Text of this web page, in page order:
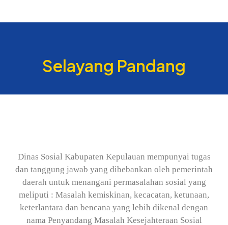
Selayang Pandang
Dinas Sosial Kabupaten Kepulauan mempunyai tugas
dan tanggung jawab yang dibebankan oleh pemerintah
daerah untuk menangani permasalahan sosial yang
meliputi : Masalah kemiskinan, kecacatan, ketunaan,
keterlantara dan bencana yang lebih dikenal dengan
nama Penyandang Masalah Kesejahteraan Sosial